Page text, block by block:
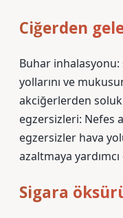
Ciğerden
Buhar
yollarını ve
akciğerlerden
egzersizleri: Nefes
egzersizler hava
azaltmaya
Sigara